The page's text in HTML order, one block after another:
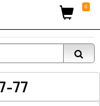
0
77